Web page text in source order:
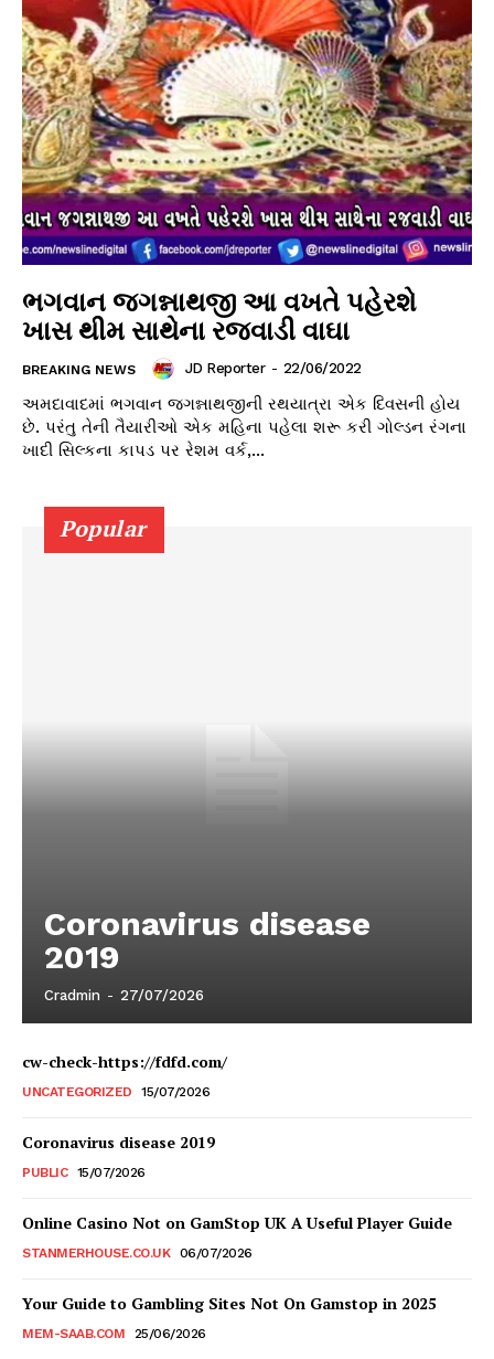
ભગવાન જગન્નાથજી આ વખતે પહેરશે
ખાસ થીમ સાથેના રજવાડી વાઘા
BREAKING NEWS JD Reporter - 22/06/2022
અમદાવાદમાં ભગવાન જગન્નાથજીની રથયાત્રા એક દિવસની હોય
છે. પરંતુ તેની તૈયારીઓ એક મહિના પહેલા શરૂ કરી ગોલ્ડન રંગના
ખાદી સિલ્કના કાપડ પર રેશમ વર્ક,...
Popular
Coronavirus disease
2019
Cradmin - 27/07/2026
cw-check-https://fdfd.com/
UNCATEGORIZED 15/07/2026
Coronavirus disease 2019
PUBLIC 15/07/2026
Online Casino Not on GamStop UK A Useful Player Guide
STANMERHOUSE.CO.UK 06/07/2026
Your Guide to Gambling Sites Not On Gamstop in 2025
MEM-SAAB.COM 25/06/2026